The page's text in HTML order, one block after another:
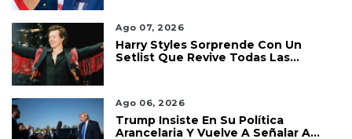
Ago 07, 2026
Harry Styles Sorprende Con Un
Setlist Que Revive Todas Las
Ago 06, 2026
Trump Insiste En Su Política
Arancelaria Y Vuelve A Señalar A